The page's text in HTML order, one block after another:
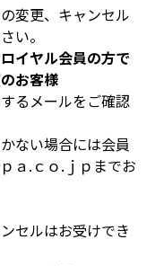
変更、キャンセル
い。
イヤル会員の方で
お客様
るメールをご確認
ない場合には会員
ａ.ｃｏ.ｊｐまでお
セルはお受けでき